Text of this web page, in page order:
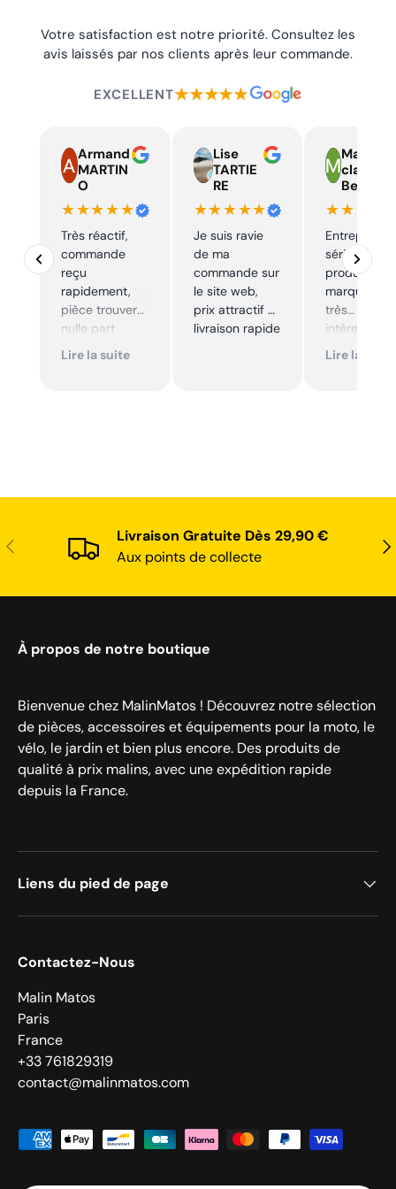
Votre satisfaction est notre priorité. Consultez les
avis laissés par nos clients après leur commande.
EXCELLENT★★★★★
Armand
MARTIN
O
★★★★★
Très réactif,
commande
reçu
rapidement,
pièce trouver
nulle part
ailleurs et
Lire la suite
Lise
TARTIE
RE
★★★★★
Je suis ravie
de ma
commande sur
le site web,
prix attractif et
livraison rapide
Marie
claire
Beelen
Entreprise
sérieuse,
produits de
marque à
très
Excellent
Lire la suite
Précédent
Livraison Gratuite Dès 29,90 €
Aux points de collecte
À propos de notre boutique
Bienvenue chez MalinMatos ! Découvrez notre sélection
de pièces, accessoires et équipements pour la moto, le
vélo, le jardin et bien plus encore. Des produits de
qualité à prix malins, avec une expédition rapide
depuis la France.
Liens du pied de page
Contactez-Nous
Malin Matos
Paris
France
+33 761829319
contact@malinmatos.com
Moyens de paiement acceptés